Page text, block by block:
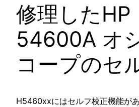
修理したHP
54600A オ
コープのセ
H5460xxにはセルフ校正機能が